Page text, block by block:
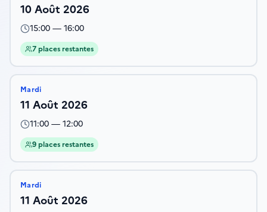
10 Août 2026
15:00—16:00
7 places restantes
Mardi
11 Août 2026
11:00—12:00
9 places restantes
Mardi
11 Août 2026